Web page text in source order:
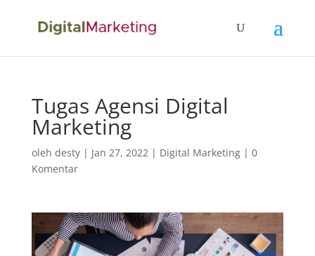
Tugas Agensi Digital
Marketing
oleh desty| Jan 27, 2022| Digital Marketing| 0
Komentar